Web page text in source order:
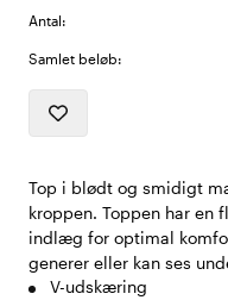
Antal:
Samlet beløb:
Top i blødt og smidigt
kroppen. Toppen har
indlæg for optimal
generer eller kan ses
V-udskæring